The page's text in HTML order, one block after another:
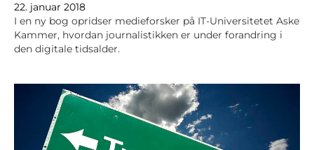
22. januar 2018
I en ny bog opridser medieforsker på IT-Universitetet Aske
Kammer, hvordan journalistikken er under forandring i
den digitale tidsalder.